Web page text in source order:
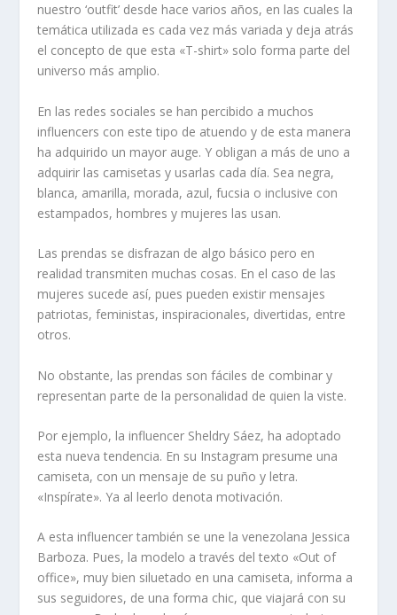
nuestro ‘outfit’ desde hace varios años, en las cuales la
temática utilizada es cada vez más variada y deja atrás
el concepto de que esta «T-shirt» solo forma parte del
universo más amplio.
En las redes sociales se han percibido a muchos
influencers con este tipo de atuendo y de esta manera
ha adquirido un mayor auge. Y obligan a más de uno a
adquirir las camisetas y usarlas cada día. Sea negra,
blanca, amarilla, morada, azul, fucsia o inclusive con
estampados, hombres y mujeres las usan.
Las prendas se disfrazan de algo básico pero en
realidad transmiten muchas cosas. En el caso de las
mujeres sucede así, pues pueden existir mensajes
patriotas, feministas, inspiracionales, divertidas, entre
otros.
No obstante, las prendas son fáciles de combinar y
representan parte de la personalidad de quien la viste.
Por ejemplo, la influencer Sheldry Sáez, ha adoptado
esta nueva tendencia. En su Instagram presume una
camiseta, con un mensaje de su puño y letra.
«Inspírate». Ya al leerlo denota motivación.
A esta influencer también se une la venezolana Jessica
Barboza. Pues, la modelo a través del texto «Out of
office», muy bien siluetado en una camiseta, informa a
sus seguidores, de una forma chic, que viajará con su